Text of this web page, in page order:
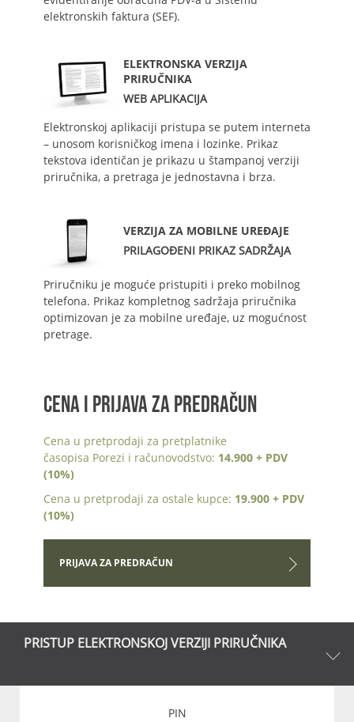
elektronskih faktura (SEF).
ELEKTRONSKA VERZIJA
PRIRUČNIKA
WEB APLIKACIJA
Elektronskoj aplikaciji pristupa se putem interneta
– unosom korisničkog imena i lozinke. Prikaz
tekstova identičan je prikazu u štampanoj verziji
priručnika, a pretraga je jednostavna i brza.
VERZIJA ZA MOBILNE UREĐAJE
PRILAGOĐENI PRIKAZ SADRŽAJA
Priručniku je moguće pristupiti i preko mobilnog
telefona. Prikaz kompletnog sadržaja priručnika
optimizovan je za mobilne uređaje, uz mogućnost
pretrage.
CENA I PRIJAVA ZA PREDRAČUN
Cena u pretprodaji za pretplatnike
časopisa Porezi i računovodstvo: 14.900 + PDV
(10%)
Cena u pretprodaji za ostale kupce: 19.900 + PDV
(10%)
PRIJAVA ZA PREDRAČUN
PRISTUP ELEKTRONSKOJ VERZIJI PRIRUČNIKA
PIN